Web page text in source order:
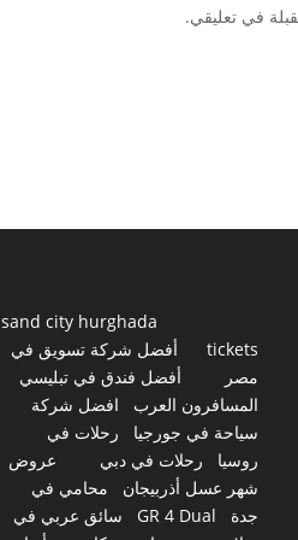
في تعليقي.
sand city hurghada
tickets
أفضل شركة تسويق في
مصر
أفضل فندق في تبليسي
المسافرون العرب
افضل شركة
سياحة في جورجيا
رحلات في
روسيا
رحلات في دبي
عروض
شهر عسل أذربيجان
محامي في
جدة
GR 4 Dual
سائق عربي في